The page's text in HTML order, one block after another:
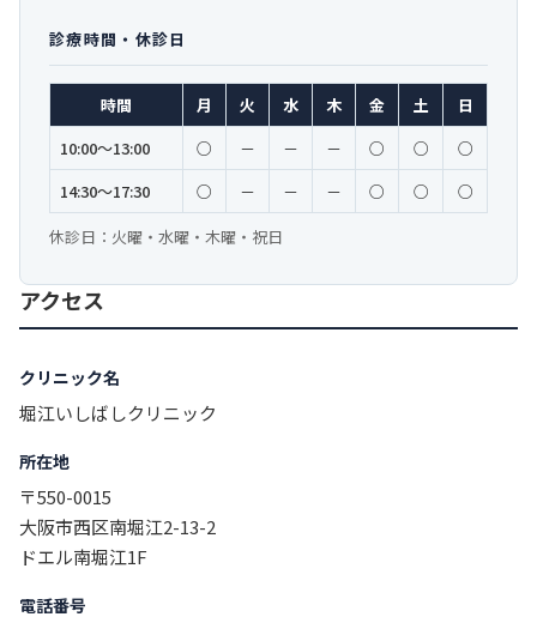
診療時間・休診日
時間 月 火 水 木 金 土
日
10:00〜13:00
○ － － － ○ ○
○
14:30〜17:30
○ － － － ○ ○
○
休診日：火曜・水曜・木曜・祝日
アクセス
クリニック名
堀江いしばしクリニック
所在地
〒550-0015
大阪市西区南堀江2-13-2
ドエル南堀江1F
電話番号